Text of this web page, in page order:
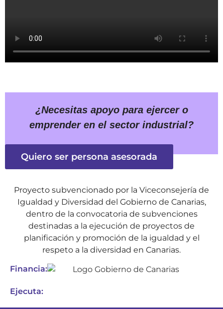
¿Necesitas apoyo para ejercer o
emprender en el sector industrial?
Quiero ser persona asesorada
Proyecto subvencionado por la Viceconsejería de
Igualdad y Diversidad del Gobierno de Canarias,
dentro de la convocatoria de subvenciones
destinadas a la ejecución de proyectos de
planificación y promoción de la igualdad y el
respeto a la diversidad en Canarias.
Financia:
Ejecuta: